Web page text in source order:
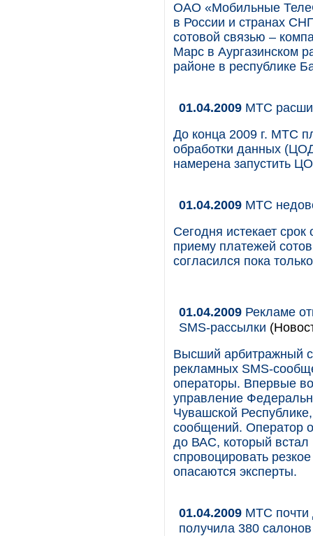
ОАО «Мобильные
в России и странах
сотовой связью –
Марс в Аургазинском
районе в республике
01.04.2009 МТС
До конца 2009 г. МТС
обработки данных
намерена запустить
01.04.2009 МТС
Сегодня истекает
приему платежей
согласился пока
01.04.2009 Рекламе
SMS-рассылки
Высший арбитражный
рекламных SMS-
операторы. Впервые
управление
Чувашской
сообщений. Оператор
до ВАС, который
спровоцировать
опасаются эксперты.
01.04.2009 МТС почти
получила 380